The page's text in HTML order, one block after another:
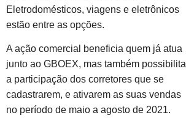
Eletrodomésticos, viagens e eletrônicos
estão entre as opções.
A ação comercial beneficia quem já atua
junto ao GBOEX, mas também possibilita
a participação dos corretores que se
cadastrarem, e ativarem as suas vendas
no período de maio a agosto de 2021.